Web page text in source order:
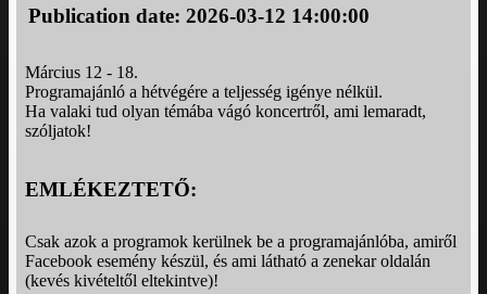
Publication date: 2026-03-12 14:00:00
Március 12 - 18.
Programajánló a hétvégére a teljesség igénye nélkül.
Ha valaki tud olyan témába vágó koncertről, ami lemaradt,
szóljatok!
EMLÉKEZTETŐ:
Csak azok a programok kerülnek be a programajánlóba, amiről
Facebook esemény készül, és ami látható a zenekar oldalán
(kevés kivételtől eltekintve)!